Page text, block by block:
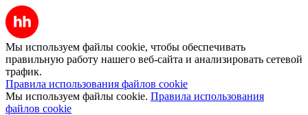
Мы используем файлы cookie, чтобы обеспечивать
правильную работу нашего веб-сайта и анализировать сетевой
трафик.
Правила использования файлов cookie
Мы используем файлы cookie. Правила использования
файлов cookie